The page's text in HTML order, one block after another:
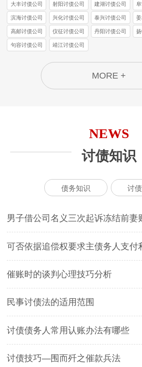
大丰讨债公司 射阳讨债公司 建湖讨债公司
滨海讨债公司 兴化讨债公司 泰兴讨债公司
高邮讨债公司 仪征讨债公司 丹阳讨债公司
句容讨债公司 靖江讨债公司
MORE +
NEWS
讨债知识
债务知识 讨
男子借公司名义三次起诉冻结前妻
可否依据追偿权要求主债务人支付
催账时的谈判心理技巧分析
民事讨债法的适用范围
讨债债务人常用认账办法有哪些
讨债技巧—围而歼之催款兵法